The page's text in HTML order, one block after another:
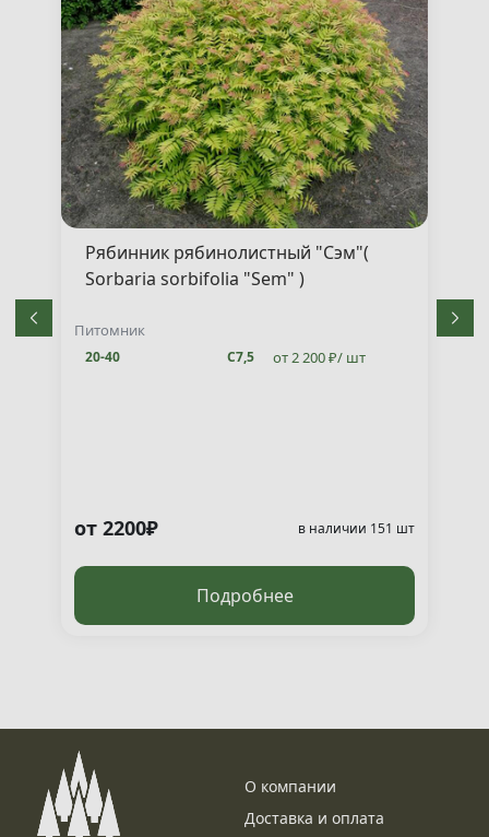
Рябинник рябинолистный "Сэм"(
Sorbaria sorbifolia "Sem" )
Питомник
20-40 С7,5 от 2 200 ₽/ шт
от 2200₽ в наличии 151 шт
Подробнее
О компании
Доставка и оплата